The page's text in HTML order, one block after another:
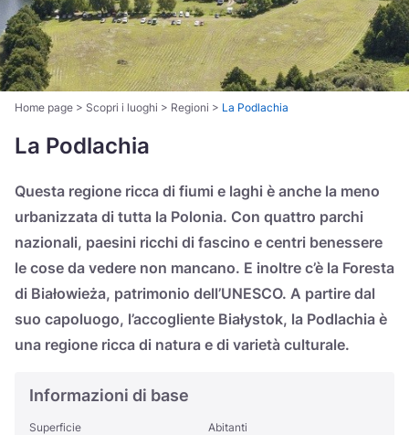
Italiano Magyar
Nederlands 日本語
Português Norsk
Suomi
Home page > Scopri i luoghi > Regioni > La Podlachia
La Podlachia
Questa regione ricca di fiumi e laghi è anche la meno
urbanizzata di tutta la Polonia. Con quattro parchi
nazionali, paesini ricchi di fascino e centri benessere
le cose da vedere non mancano. E inoltre c’è la Foresta
di Białowieża, patrimonio dell’UNESCO. A partire dal
suo capoluogo, l’accogliente Białystok, la Podlachia è
una regione ricca di natura e di varietà culturale.
Informazioni di base
Superficie Abitanti